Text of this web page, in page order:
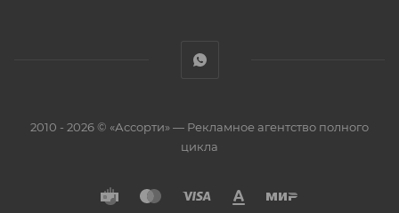
2010 - 2026 © «Ассорти» — Рекламное агентство полного
цикла